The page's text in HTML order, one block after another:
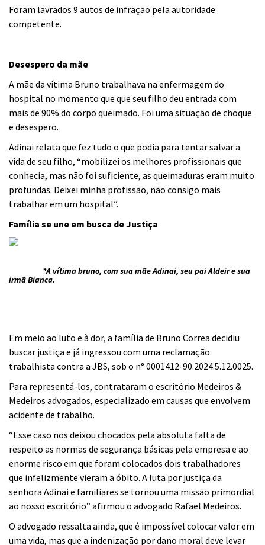
Foram lavrados 9 autos de infração pela autoridade
competente.
Desespero da mãe
A mãe da vítima Bruno trabalhava na enfermagem do
hospital no momento que que seu filho deu entrada com
mais de 90% do corpo queimado. Foi uma situação de choque
e desespero.
Adinai relata que fez tudo o que podia para tentar salvar a
vida de seu filho, “mobilizei os melhores profissionais que
conhecia, mas não foi suficiente, as queimaduras eram muito
profundas. Deixei minha profissão, não consigo mais
trabalhar em um hospital”.
Família se une em busca de Justiça
*A vítima bruno, com sua mãe Adinai, seu pai Aldeir e sua
irmã Bianca.
Em meio ao luto e à dor, a família de Bruno Correa decidiu
buscar justiça e já ingressou com uma reclamação
trabalhista contra a JBS, sob o n° 0001412-90.2024.5.12.0025.
Para representá-los, contrataram o escritório Medeiros &
Medeiros advogados, especializado em causas que envolvem
acidente de trabalho.
“Esse caso nos deixou chocados pela absoluta falta de
respeito as normas de segurança básicas pela empresa e ao
enorme risco em que foram colocados dois trabalhadores
que infelizmente vieram a óbito. A luta por justiça da
senhora Adinai e familiares se tornou uma missão primordial
ao nosso escritório” afirmou o advogado Rafael Medeiros.
O advogado ressalta ainda, que é impossível colocar valor em
uma vida, mas que a indenização por dano moral deve levar